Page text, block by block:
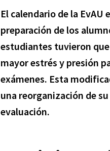
El calendario de la EvAU
preparación de los
estudiantes tuvieron
mayor estrés y presión
exámenes. Esta
una reorganización de
evaluación.